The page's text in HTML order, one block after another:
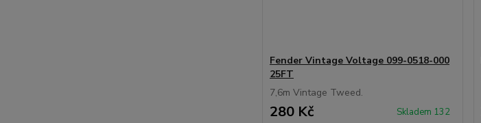
Fender Vintage Voltage 099-0518-000
25FT
7,6m Vintage Tweed.
280 Kč Skladem 132